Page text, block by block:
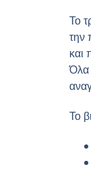
Το
την
και
Όλα
Το